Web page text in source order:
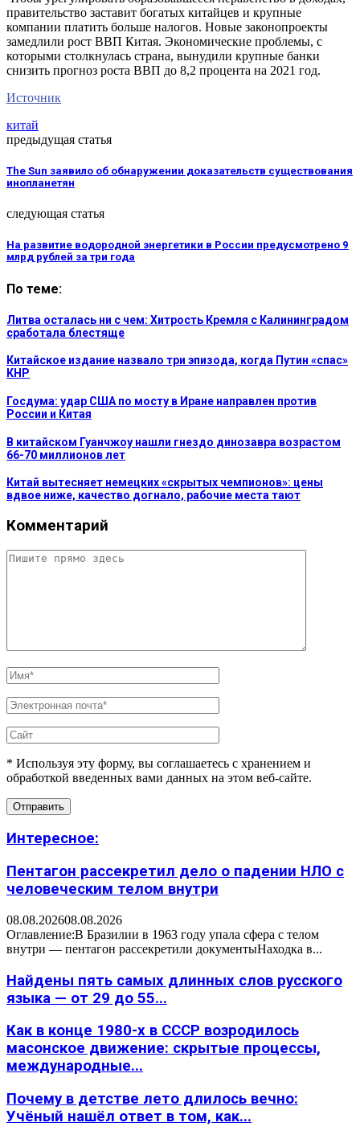
правительство заставит богатых китайцев и крупные
компании платить больше налогов. Новые законопроекты
замедлили рост ВВП Китая. Экономические проблемы, с
которыми столкнулась страна, вынудили крупные банки
снизить прогноз роста ВВП до 8,2 процента на 2021 год.
Источник
китай
предыдущая статья
The Sun заявило об обнаружении доказательств существования
инопланетян
следующая статья
На развитие водородной энергетики в России предусмотрено 9
млрд рублей за три года
По теме:
Литва осталась ни с чем: Хитрость Кремля с Калининградом
сработала блестяще
Китайское издание назвало три эпизода, когда Путин «спас»
КНР
Госдума: удар США по мосту в Иране направлен против
России и Китая
В китайском Гуанчжоу нашли гнездо динозавра возрастом
66-70 миллионов лет
Китай вытесняет немецких «скрытых чемпионов»: цены
вдвое ниже, качество догнало, рабочие места тают
Комментарий
* Используя эту форму, вы соглашаетесь с хранением и
обработкой введенных вами данных на этом веб-сайте.
Интересное:
Пентагон рассекретил дело о падении НЛО с
человеческим телом внутри
08.08.202608.08.2026
Оглавление:В Бразилии в 1963 году упала сфера с телом
внутри — пентагон рассекретили документыНаходка в...
Найдены пять самых длинных слов русского
языка — от 29 до 55...
Как в конце 1980-х в СССР возродилось
масонское движение: скрытые процессы,
международные...
Почему в детстве лето длилось вечно:
Учёный нашёл ответ в том, как...